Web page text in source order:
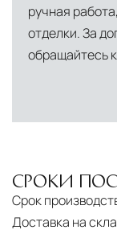
ручная
отделки. За
обращайтесь
СРОКИ
Срок
Доставка на